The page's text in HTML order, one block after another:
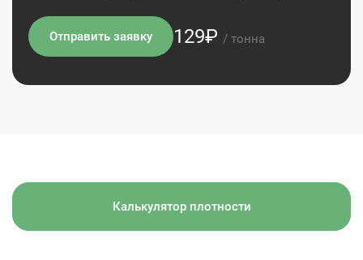
Отправить заявку 129₽ / тонна
Калькулятор плотности